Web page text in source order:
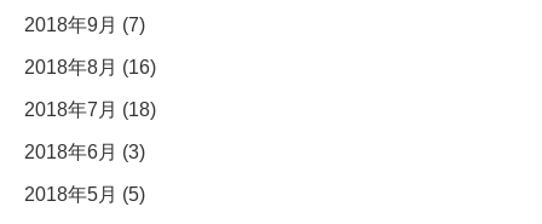
2018年9月 (7)
2018年8月 (16)
2018年7月 (18)
2018年6月 (3)
2018年5月 (5)